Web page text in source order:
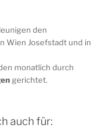
den
Wien Josefstadt und in
monatlich durch
gerichtet.
auch für: